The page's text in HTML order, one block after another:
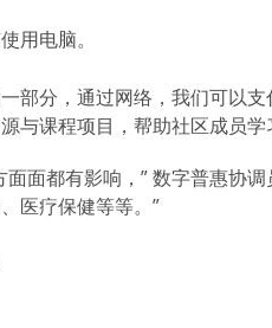
部分，通过网络，我们可以
与课程项目，帮助社区成员学
面都有影响，” 数字普惠协
医疗保健等等。”